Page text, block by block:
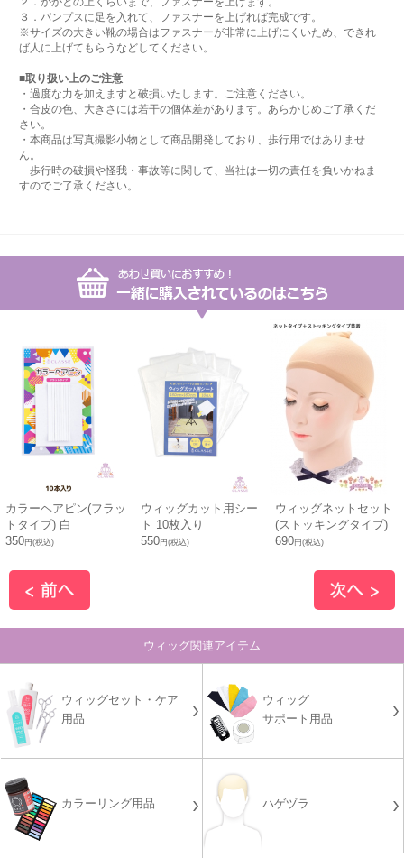
３．パンプスに足を入れて、ファスナーを上げれば完成です。
※サイズの大きい靴の場合はファスナーが非常に上げにくいため、できれ
ば人に上げてもらうなどしてください。
■取り扱い上のご注意
・過度な力を加えますと破損いたします。ご注意ください。
・合皮の色、大きさには若干の個体差があります。あらかじめご了承くだ
さい。
・本商品は写真撮影小物として商品開発しており、歩行用ではありませ
ん。
歩行時の破損や怪我・事故等に関して、当社は一切の責任を負いかねま
すのでご了承ください。
カラーヘアピン(フラッ
トタイプ) 白
350円(税込)
ウィッグカット用シー
ト 10枚入り
550円(税込)
ウィッグネットセット
(ストッキングタイプ)
690円(税込)
ウィッグ関連アイテム
ウィッグセット・ケア
用品
ウィッグ
サポート用品
カラーリング用品 ハゲヅラ